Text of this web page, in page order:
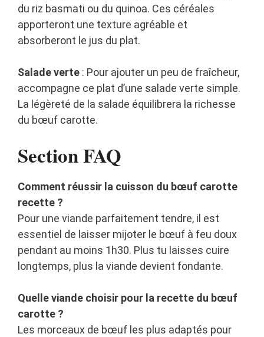
du riz basmati ou du quinoa. Ces céréales
apporteront une texture agréable et
absorberont le jus du plat.
Salade verte : Pour ajouter un peu de fraîcheur,
accompagne ce plat d’une salade verte simple.
La légèreté de la salade équilibrera la richesse
du bœuf carotte.
Section FAQ
Comment réussir la cuisson du bœuf carotte
recette ?
Pour une viande parfaitement tendre, il est
essentiel de laisser mijoter le bœuf à feu doux
pendant au moins 1h30. Plus tu laisses cuire
longtemps, plus la viande devient fondante.
Quelle viande choisir pour la recette du bœuf
carotte ?
Les morceaux de bœuf les plus adaptés pour